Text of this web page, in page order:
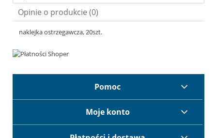
Opinie o produkcie (0)
naklejka ostrzegawcza, 20szt.
Pomoc
Moje konto